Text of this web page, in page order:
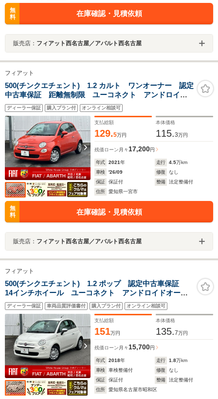
無
料
在庫確認・見積依頼
販売店： フィアット西名古屋／アバルト西名古屋
フィアット
500(チンクエチェント) 1.2 カルト ワンオーナー 認定
中古車保証 距離無制限 ユーコネクト アンドロイド
オート アップルカープイ パドルシフト ETC FIAT
モノグラムシート
ディーラー保証 購入プラン付 オンライン相談可
支払総額
129.5万円
本体価格
115.3万円
残価ローン 月々 17,200円
年式 2021年 走行 4.5万km
車検
'26/09 修復
なし
保証
保証付 整備
法定整備付
住所
愛知県一宮市
無
料
在庫確認・見積依頼
販売店： フィアット西名古屋／アバルト西名古屋
フィアット
500(チンクエチェント) 1.2 ポップ 認定中古車保証
14インチホイール ユーコネクト アンドロイドオー
ト アップルカープレイ 保証距離無制限 専用ファブ
リックシート 右ハンドルオートマ USBポート
1200CCエンジン
ディーラー保証 車両品質評価書付 購入プラン付 オンライン相談可
支払総額
151万円
本体価格
135.7万円
残価ローン 月々15,700円
年式 2018年 走行 1.8万km
車検
車検整備付 修復
なし
保証
保証付 整備
法定整備付
住所
愛知県名古屋市昭和区